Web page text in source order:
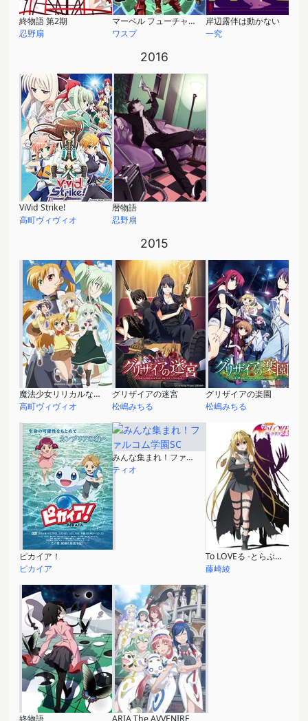
終物語 第2期
忍野扇
マーベル フューチャー・アベンジャーズ
ワスプ
岸辺露伴は動かない
一究
2016
ViVid Strike!
高町ヴィヴィオ
暦物語
忍野扇
2015
魔法少女リリカルなのはViVid
高町ヴィヴィオ
グリザイアの迷宮
松嶋みちる
グリザイアの楽園
松嶋みちる
ピカイア！
ピカイア
みんな集まれ！ファルコム学園SC
ティオ
To LOVEる -とらぶる- ダークネス2nd
藤崎綾
終物語
ARIA The AVVENIRE